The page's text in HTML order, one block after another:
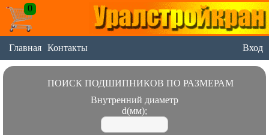
0
Главная Контакты Вход
ПОИСК ПОДШИПНИКОВ ПО РАЗМЕРАМ
Внутренний диаметр
d(мм);